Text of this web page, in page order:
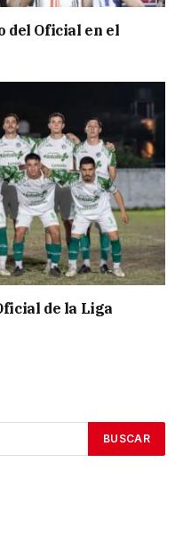
del Oficial en el
de la Liga